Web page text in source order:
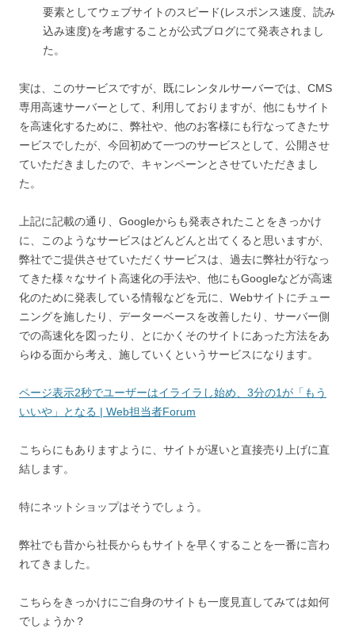
要素としてウェブサイトのスピード(レスポンス速度、読み
込み速度)を考慮することが公式ブログにて発表されまし
た。
実は、このサービスですが、既にレンタルサーバーでは、CMS
専用高速サーバーとして、利用しておりますが、他にもサイト
を高速化するために、弊社や、他のお客様にも行なってきたサ
ービスでしたが、今回初めて一つのサービスとして、公開させ
ていただきましたので、キャンペーンとさせていただきまし
た。
上記に記載の通り、Googleからも発表されたことをきっかけ
に、このようなサービスはどんどんと出てくると思いますが、
弊社でご提供させていただくサービスは、過去に弊社が行なっ
てきた様々なサイト高速化の手法や、他にもGoogleなどが高速
化のために発表している情報などを元に、Webサイトにチュー
ニングを施したり、データーベースを改善したり、サーバー側
での高速化を図ったり、とにかくそのサイトにあった方法をあ
らゆる面から考え、施していくというサービスになります。
ページ表示2秒でユーザーはイライラし始め、3分の1が「もう
いいや」となる | Web担当者Forum
こちらにもありますように、サイトが遅いと直接売り上げに直
結します。
特にネットショップはそうでしょう。
弊社でも昔から社長からもサイトを早くすることを一番に言わ
れてきました。
こちらをきっかけにご自身のサイトも一度見直してみては如何
でしょうか？